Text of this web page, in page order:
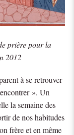
prière pour la
2012
à se retrouver
». Un
la semaine des
de nos habitudes
frère et en même